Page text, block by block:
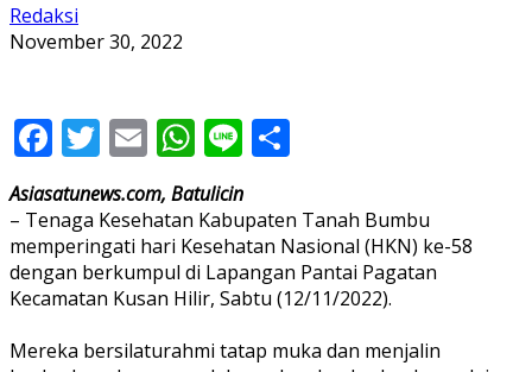
Redaksi
November 30, 2022
Facebook
Twitter
EmailWhatsApp
Line
Asiasatunews.com, Batulicin
– Tenaga Kesehatan Kabupaten Tanah Bumbu
memperingati hari Kesehatan Nasional (HKN) ke-58
dengan berkumpul di Lapangan Pantai Pagatan
Kecamatan Kusan Hilir, Sabtu (12/11/2022).
Mereka bersilaturahmi tatap muka dan menjalin